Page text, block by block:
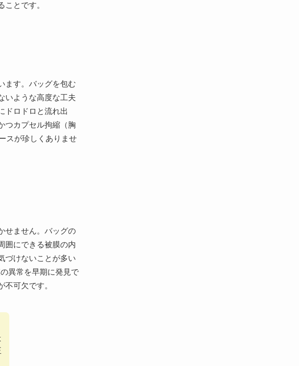
とです。
ます。バッグを包む
いような高度な工夫
ドロドロと流れ出
つカプセル拘縮（胸
スが珍しくありませ
せません。バッグの
囲にできる被膜の内
づけないことが多い
異常を早期に発見で
可欠です。